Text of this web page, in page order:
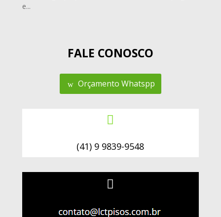
e...
FALE CONOSCO
Orçamento Whatspp

(41) 9 9839-9548
